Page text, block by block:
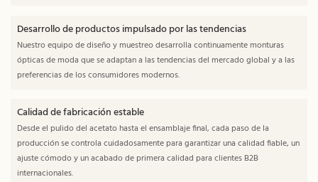
Desarrollo de productos impulsado por las tendencias
Nuestro equipo de diseño y muestreo desarrolla continuamente monturas
ópticas de moda que se adaptan a las tendencias del mercado global y a las
preferencias de los consumidores modernos.
Calidad de fabricación estable
Desde el pulido del acetato hasta el ensamblaje final, cada paso de la
producción se controla cuidadosamente para garantizar una calidad fiable, un
ajuste cómodo y un acabado de primera calidad para clientes B2B
internacionales.